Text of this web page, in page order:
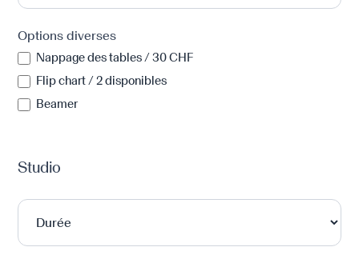
Options diverses
Nappage des tables / 30 CHF
Flip chart / 2 disponibles
Beamer
Studio